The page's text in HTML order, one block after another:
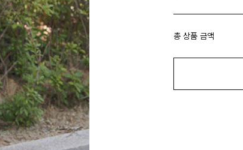
총 상품 금액